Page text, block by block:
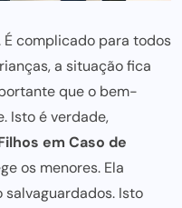
complicado para todos
a situação fica
que o bem-
Isto é verdade,
em Caso de
os menores. Ela
Isto